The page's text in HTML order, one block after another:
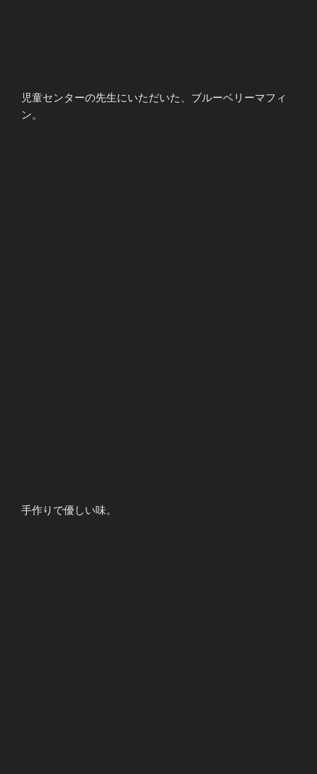
児童センターの先生にいただいた、ブルーベリーマフィ
ン。
手作りで優しい味。